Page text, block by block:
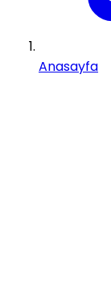
Anasayfa